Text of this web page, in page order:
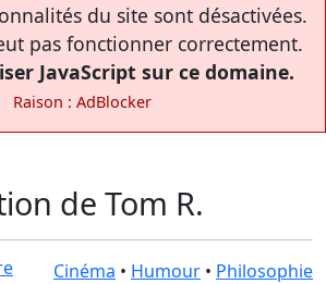
du site sont désactivées.
pas fonctionner correctement.
JavaScript sur ce domaine.
Raison : AdBlocker
de Tom R.
Cinéma • Humour • Philosophie